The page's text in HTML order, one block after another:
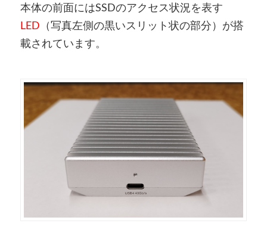
本体の前面にはSSDのアクセス状況を表す
LED （写真左側の黒いスリット状の部分）が搭
載されています。